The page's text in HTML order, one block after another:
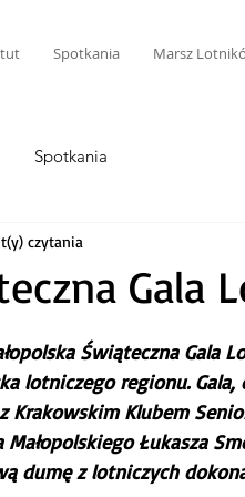
Spotkania Marsz
Spotkania
Gala
czytania
Świąteczna Gala
lotniczego regionu.
Krakowskim Klubem
Łukasza
dumę z lotniczych